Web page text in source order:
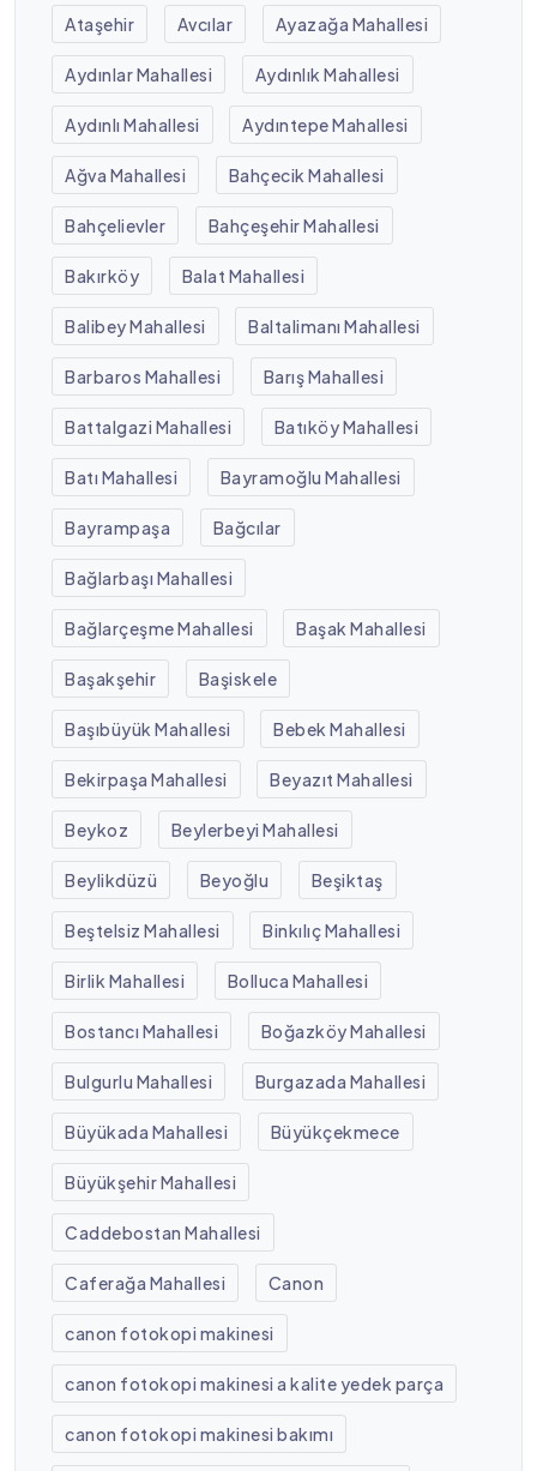
Ataşehir Avcılar Ayazağa Mahallesi
Aydınlar Mahallesi Aydınlık Mahallesi
Aydınlı Mahallesi Aydıntepe Mahallesi
Ağva Mahallesi Bahçecik Mahallesi
Bahçelievler Bahçeşehir Mahallesi
Bakırköy Balat Mahallesi
Balibey Mahallesi Baltalimanı Mahallesi
Barbaros Mahallesi Barış Mahallesi
Battalgazi Mahallesi Batıköy Mahallesi
Batı Mahallesi Bayramoğlu Mahallesi
Bayrampaşa Bağcılar
Bağlarbaşı Mahallesi
Bağlarçeşme Mahallesi Başak Mahallesi
Başakşehir Başiskele
Başıbüyük Mahallesi Bebek Mahallesi
Bekirpaşa Mahallesi Beyazıt Mahallesi
Beykoz Beylerbeyi Mahallesi
Beylikdüzü Beyoğlu Beşiktaş
Beştelsiz Mahallesi Binkılıç Mahallesi
Birlik Mahallesi Bolluca Mahallesi
Bostancı Mahallesi Boğazköy Mahallesi
Bulgurlu Mahallesi Burgazada Mahallesi
Büyükada Mahallesi Büyükçekmece
Büyükşehir Mahallesi
Caddebostan Mahallesi
Caferağa Mahallesi Canon
canon fotokopi makinesi
canon fotokopi makinesi a kalite yedek parça
canon fotokopi makinesi bakımı